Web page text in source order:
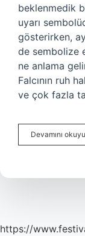
beklenmedik
uyarı
gösterirken,
de sembolize
ne anlama
Falcının ruh
ve çok fazla
Devamını
https://